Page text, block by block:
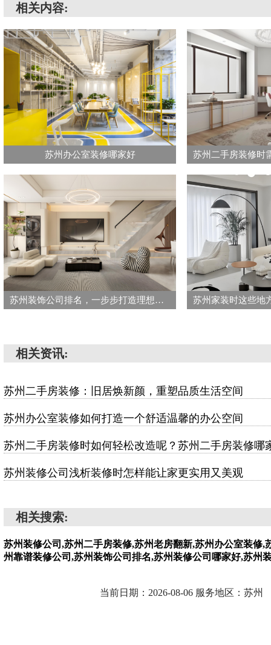
相关内容:
苏州办公室装修哪家好
苏州装饰公司排名，一步步打造理想中的家居环境
相关资讯:
苏州二手房装修：旧居焕新颜，重塑品质生活空间
苏州办公室装修如何打造一个舒适温馨的办公空间
苏州二手房装修时如何轻松改造呢？苏州二手房装修哪
苏州装修公司浅析装修时怎样能让家更实用又美观
相关搜索:
苏州装修公司,苏州二手房装修,苏州老房翻新,苏州办公室装修,
州靠谱装修公司,苏州装饰公司排名,苏州装修公司哪家好,苏州
当前日期：2026-08-06 服务地区：苏州